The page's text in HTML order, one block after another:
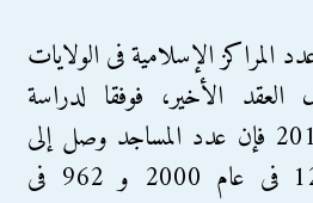
المراكز الإسلامية فى الولايات
الأخير، فوفقا لدراسة
إسلامية أمريكية فى 2011 فإن عدد المساجد وصل إلى
2106 مقارنة بـ 1209 فى عام 2000 و 962 فى